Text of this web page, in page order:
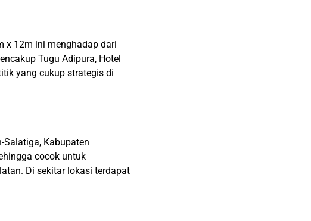
x 12m ini menghadap dari
Tugu Adipura, Hotel
yang cukup strategis di
Salatiga, Kabupaten
cocok untuk
Di sekitar lokasi terdapat